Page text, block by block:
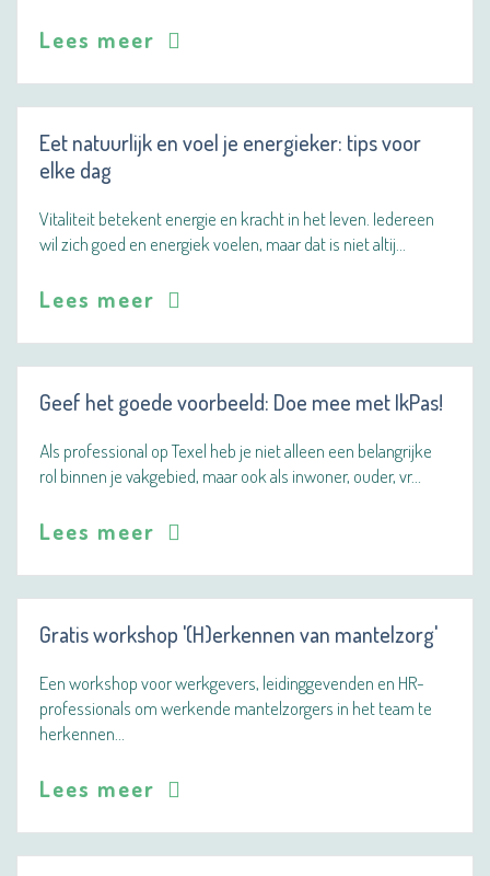
Lees meer
Eet natuurlijk en voel je energieker: tips voor
elke dag
Vitaliteit betekent energie en kracht in het leven. Iedereen
wil zich goed en energiek voelen, maar dat is niet altij…
Lees meer
Geef het goede voorbeeld: Doe mee met IkPas!
Als professional op Texel heb je niet alleen een belangrijke
rol binnen je vakgebied, maar ook als inwoner, ouder, vr…
Lees meer
Gratis workshop '(H)erkennen van mantelzorg'
Een workshop voor werkgevers, leidinggevenden en HR-
professionals om werkende mantelzorgers in het team te
herkennen…
Lees meer